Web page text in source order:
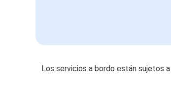
Los servicios a bordo están sujetos